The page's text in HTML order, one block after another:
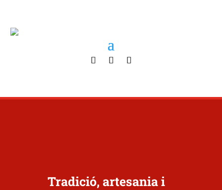
Tradició, artesania i